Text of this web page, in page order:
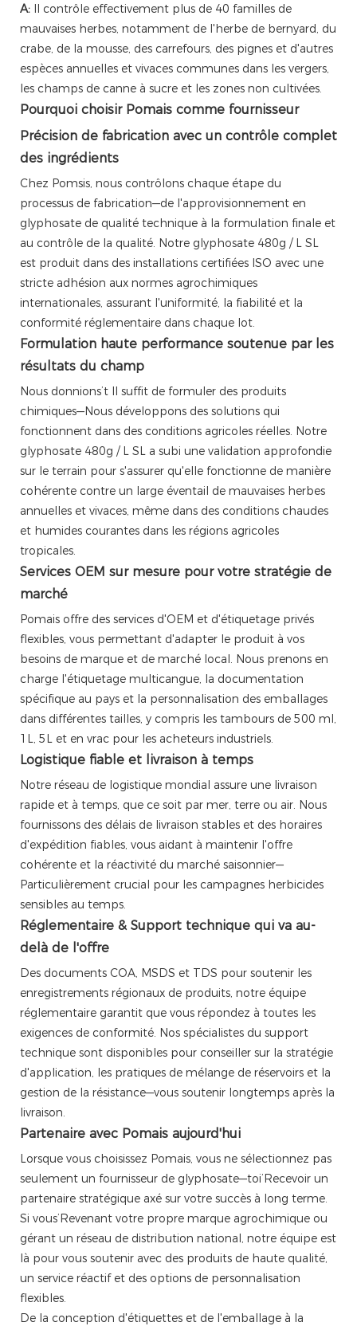
A: Il contrôle effectivement plus de 40 familles de
mauvaises herbes, notamment de l'herbe de bernyard, du
crabe, de la mousse, des carrefours, des pignes et d'autres
espèces annuelles et vivaces communes dans les vergers,
les champs de canne à sucre et les zones non cultivées.
Pourquoi choisir Pomais comme fournisseur
Précision de fabrication avec un contrôle complet
des ingrédients
Chez Pomsis, nous contrôlons chaque étape du
processus de fabrication—de l'approvisionnement en
glyphosate de qualité technique à la formulation finale et
au contrôle de la qualité. Notre glyphosate 480g / L SL
est produit dans des installations certifiées ISO avec une
stricte adhésion aux normes agrochimiques
internationales, assurant l'uniformité, la fiabilité et la
conformité réglementaire dans chaque lot.
Formulation haute performance soutenue par les
résultats du champ
Nous donnions’t Il suffit de formuler des produits
chimiques—Nous développons des solutions qui
fonctionnent dans des conditions agricoles réelles. Notre
glyphosate 480g / L SL a subi une validation approfondie
sur le terrain pour s'assurer qu'elle fonctionne de manière
cohérente contre un large éventail de mauvaises herbes
annuelles et vivaces, même dans des conditions chaudes
et humides courantes dans les régions agricoles
tropicales.
Services OEM sur mesure pour votre stratégie de
marché
Pomais offre des services d'OEM et d'étiquetage privés
flexibles, vous permettant d'adapter le produit à vos
besoins de marque et de marché local. Nous prenons en
charge l'étiquetage multicangue, la documentation
spécifique au pays et la personnalisation des emballages
dans différentes tailles, y compris les tambours de 500 ml,
1L, 5L et en vrac pour les acheteurs industriels.
Logistique fiable et livraison à temps
Notre réseau de logistique mondial assure une livraison
rapide et à temps, que ce soit par mer, terre ou air. Nous
fournissons des délais de livraison stables et des horaires
d'expédition fiables, vous aidant à maintenir l'offre
cohérente et la réactivité du marché saisonnier—
Particulièrement crucial pour les campagnes herbicides
sensibles au temps.
Réglementaire & Support technique qui va au-
delà de l'offre
Des documents COA, MSDS et TDS pour soutenir les
enregistrements régionaux de produits, notre équipe
réglementaire garantit que vous répondez à toutes les
exigences de conformité. Nos spécialistes du support
technique sont disponibles pour conseiller sur la stratégie
d'application, les pratiques de mélange de réservoirs et la
gestion de la résistance—vous soutenir longtemps après la
livraison.
Partenaire avec Pomais aujourd'hui
Lorsque vous choisissez Pomais, vous ne sélectionnez pas
seulement un fournisseur de glyphosate—toi’Recevoir un
partenaire stratégique axé sur votre succès à long terme.
Si vous’Revenant votre propre marque agrochimique ou
gérant un réseau de distribution national, notre équipe est
là pour vous soutenir avec des produits de haute qualité,
un service réactif et des options de personnalisation
flexibles.
De la conception d'étiquettes et de l'emballage à la